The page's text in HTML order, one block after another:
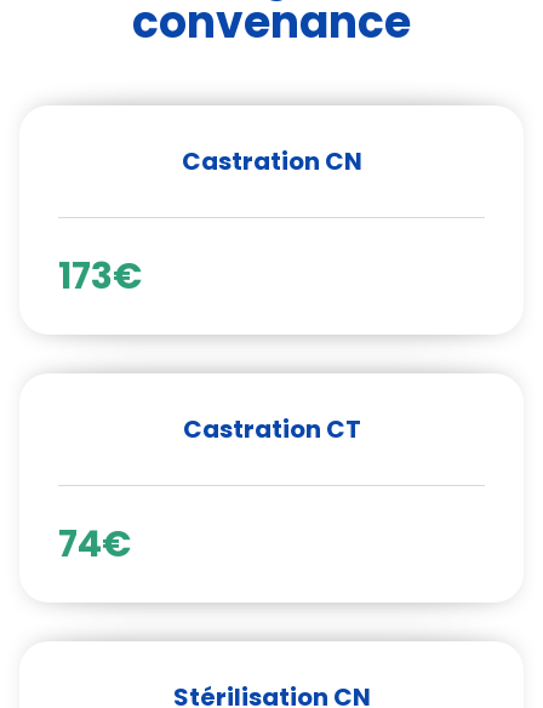
convenance
Castration CN
173€
Castration CT
74€
Stérilisation CN